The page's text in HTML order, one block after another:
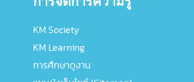
KM Society
KM Learning
การศึกษาดูงาน